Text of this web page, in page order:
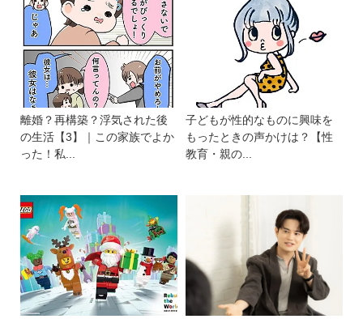
離婚？再構築？浮気された後
の生活【3】｜この家族でよか
った！私...
子どもが性的なものに興味を
もったときの声かけは？【性
教育・親の...